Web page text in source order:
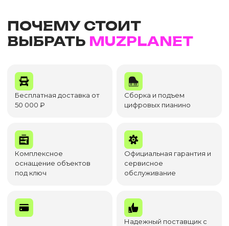
ПОЧЕМУ СТОИТ
ВЫБРАТЬ MUZPLANET
Бесплатная доставка от
50 000 ₽
Сборка и подъем
цифровых пианино
Комплексное
оснащение объектов
под ключ
Официальная гарантия и
сервисное
обслуживание
Надежный поставщик с